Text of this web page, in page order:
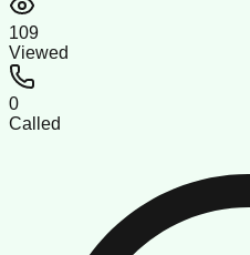
109
Viewed
0
Called